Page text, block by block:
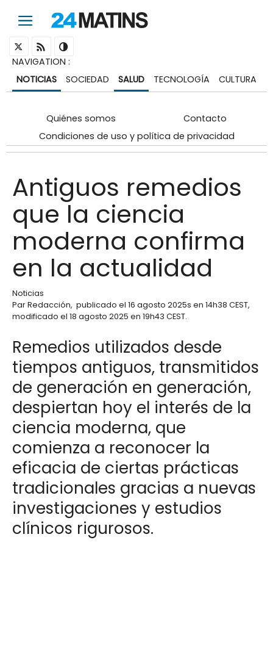
NAVIGATION :
NOTICIAS
SOCIEDAD SALUD TECNOLOGÍA CULTURA
Quiénes somos
Contacto
Condiciones de uso y política de privacidad
Antiguos remedios
que la ciencia
moderna confirma
en la actualidad
Noticias
ParRedacción, publicado el 16 agosto 2025s en 14h38 CEST,
modificado el 18 agosto 2025 en 19h43 CEST.
Remedios utilizados desde
tiempos antiguos, transmitidos
de generación en generación,
despiertan hoy el interés de la
ciencia moderna, que
comienza a reconocer la
eficacia de ciertas prácticas
tradicionales gracias a nuevas
investigaciones y estudios
clínicos rigurosos.